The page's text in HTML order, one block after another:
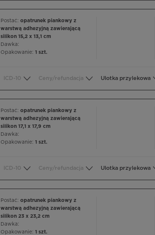
Postać: opatrunek piankowy z
warstwą adhezyjną zawierającą
silikon 15,2 x 13,1 cm
Dawka:
Opakowanie: 1 szt.
ICD-10 Ceny/refundacja Ulotka przylekowa
Postać: opatrunek piankowy z
warstwą adhezyjną zawierającą
silikon 17,1 x 17,9 cm
Dawka:
Opakowanie: 1 szt.
ICD-10 Ceny/refundacja Ulotka przylekowa
Postać: opatrunek piankowy z
warstwą adhezyjną zawierającą
silikon 23 x 23,2 cm
Dawka:
Opakowanie: 1 szt.